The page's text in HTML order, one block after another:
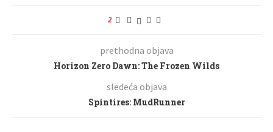
2
prethodna objava
Horizon Zero Dawn: The Frozen Wilds
sledeća objava
Spintires: MudRunner